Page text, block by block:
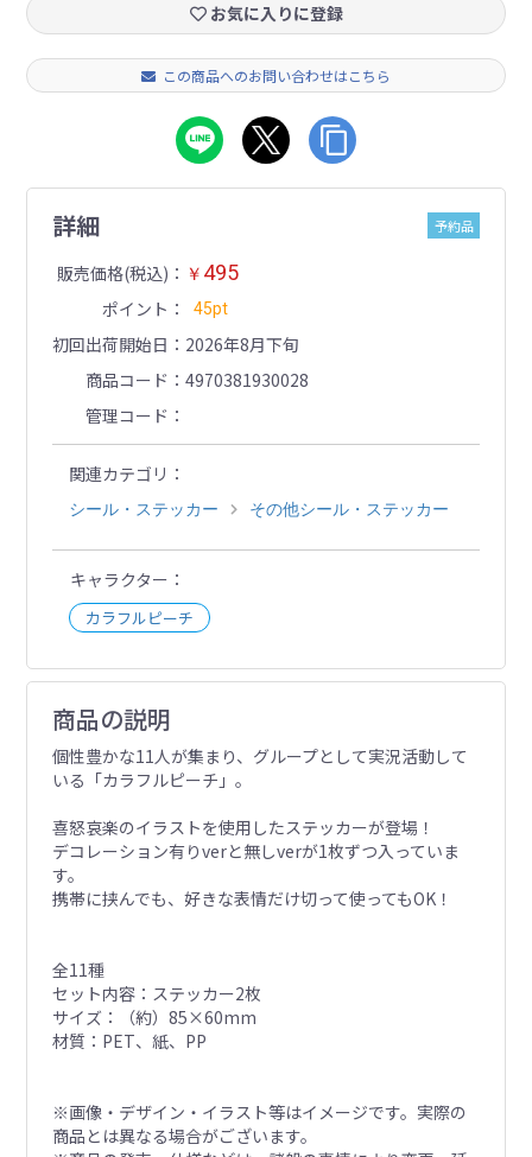
お気に入りに登録
この商品へのお問い合わせはこちら
詳細 予約品
販売価格(税込) ￥ 495
ポイント 45pt
初回出荷開始日
2026年8月下旬
商品コード
4970381930028
管理コード
関連カテゴリ
シール・ステッカー その他シール・ステッカー
キャラクター
カラフルピーチ
商品の説明
個性豊かな11人が集まり、グループとして実況活動して
いる「カラフルピーチ」。
喜怒哀楽のイラストを使用したステッカーが登場！
デコレーション有りverと無しverが1枚ずつ入っていま
す。
携帯に挟んでも、好きな表情だけ切って使ってもOK！
全11種
セット内容：ステッカー2枚
サイズ：（約）85×60mm
材質：PET、紙、PP
※画像・デザイン・イラスト等はイメージです。実際の
商品とは異なる場合がございます。